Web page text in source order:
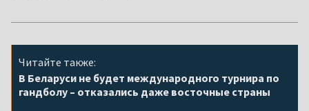
Читайте также:
В Беларуси не будет международного турнира по
гандболу – отказались даже восточные страны